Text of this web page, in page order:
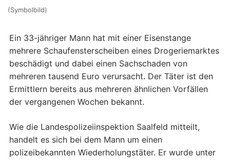
(Symbolbild)
Ein 33-jähriger Mann hat mit einer Eisenstange
mehrere Schaufensterscheiben eines Drogeriemarktes
beschädigt und dabei einen Sachschaden von
mehreren tausend Euro verursacht. Der Täter ist den
Ermittlern bereits aus mehreren ähnlichen Vorfällen
der vergangenen Wochen bekannt.
Wie die Landespolizeiinspektion Saalfeld mitteilt,
handelt es sich bei dem Mann um einen
polizeibekannten Wiederholungstäter. Er wurde unter